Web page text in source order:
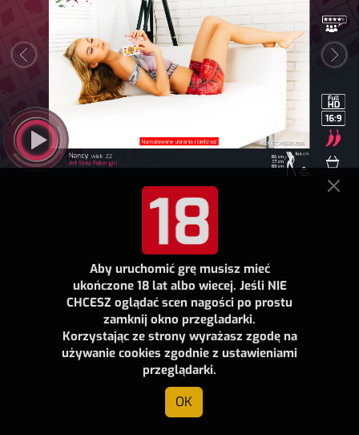
Aby uruchomić grę musisz mieć
ukończone 18 lat albo wiecej. Jeśli NIE
CHCESZ oglądać scen nagości po prostu
zamknij okno przegladarki.
Korzystając ze strony wyrażasz zgodę na
używanie cookies zgodnie z ustawieniami
przeglądarki.
OK